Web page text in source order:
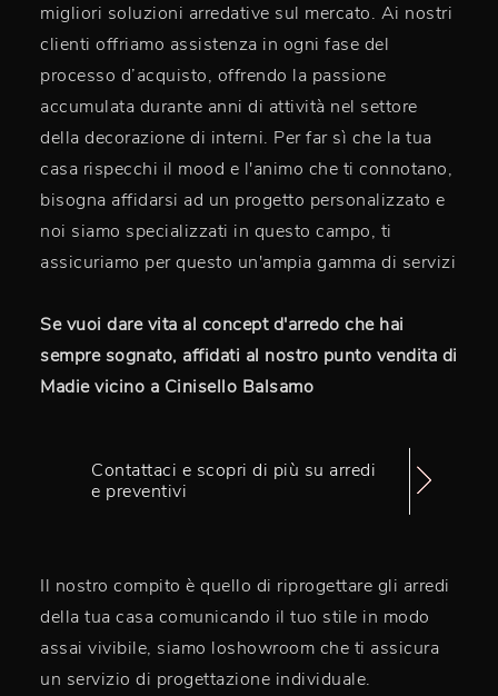
migliori soluzioni arredative sul mercato. Ai nostri
clienti offriamo assistenza in ogni fase del
processo d’acquisto, offrendo la passione
accumulata durante anni di attività nel settore
della decorazione di interni. Per far sì che la tua
casa rispecchi il mood e l'animo che ti connotano,
bisogna affidarsi ad un progetto personalizzato e
noi siamo specializzati in questo campo, ti
assicuriamo per questo un'ampia gamma di servizi
Se vuoi dare vita al concept d'arredo che hai
sempre sognato, affidati al nostro punto vendita di
Madie vicino a Cinisello Balsamo
Contattaci e scopri di più su arredi
e preventivi
Il nostro compito è quello di riprogettare gli arredi
della tua casa comunicando il tuo stile in modo
assai vivibile, siamo loshowroom che ti assicura
un servizio di progettazione individuale.